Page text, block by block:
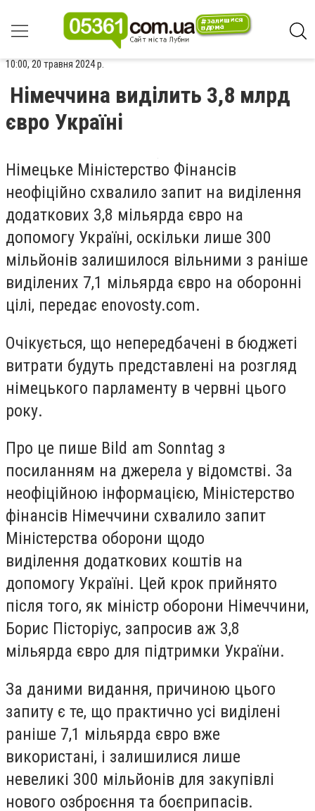
10:00, 20 травня 2024 р.
Німеччина виділить 3,8 млрд
євро Україні
Німецьке Міністерство Фінансів
неофіційно схвалило запит на виділення
додаткових 3,8 мільярда євро на
допомогу Україні, оскільки лише 300
мільйонів залишилося вільними з раніше
виділених 7,1 мільярда євро на оборонні
цілі, передає enovosty.com.
Очікується, що непередбачені в бюджеті
витрати будуть представлені на розгляд
німецького парламенту в червні цього
року.
Про це пише Bild am Sonntag з
посиланням на джерела у відомстві. За
неофіційною інформацією, Міністерство
фінансів Німеччини схвалило запит
Міністерства оборони щодо
виділення додаткових коштів на
допомогу Україні. Цей крок прийнято
після того, як міністр оборони Німеччини,
Борис Пісторіус, запросив аж 3,8
мільярда євро для підтримки України.
За даними видання, причиною цього
запиту є те, що практично усі виділені
раніше 7,1 мільярда євро вже
використані, і залишилися лише
невеликі 300 мільйонів для закупівлі
нового озброєння та боєприпасів.